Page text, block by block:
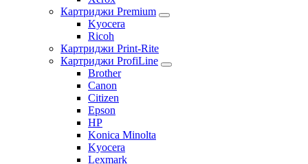
Картриджи Premium
Kyocera
Ricoh
Картриджи Print-Rite
Картриджи ProfiLine
Brother
Canon
Citizen
Epson
HP
Konica Minolta
Kyocera
Lexmark